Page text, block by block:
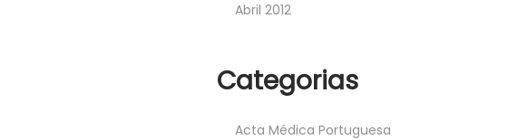
Abril 2012
Categorias
Acta Médica Portuguesa